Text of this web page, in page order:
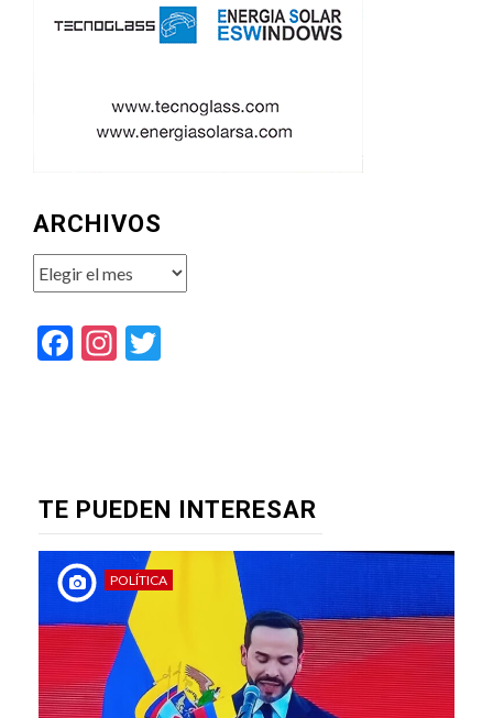
ARCHIVOS
Archivos
Facebook
Instagram
TE PUEDEN INTERESAR
POLÍTICA